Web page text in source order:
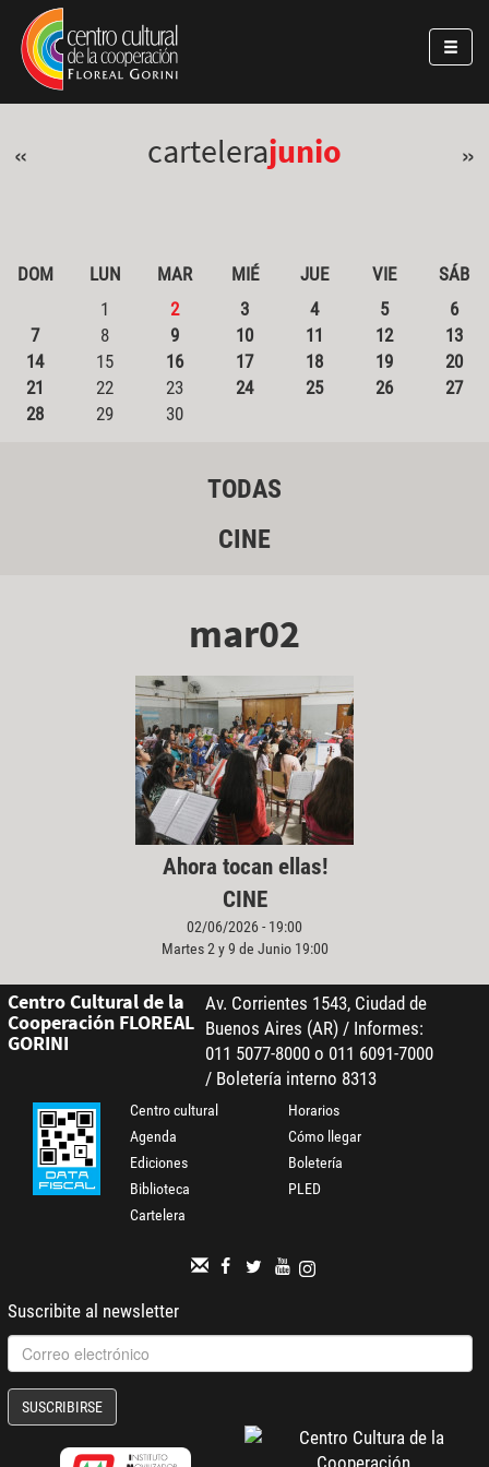
Pasar al contenido principal
Jump to main content
« cartelerajunio »
DOM LUN MAR MIÉ JUE VIE
SÁB
1
2 3 4 5
6
7
8 9 10 11 12
13
14
15 16 17 18 19
20
21
22 23 24 25 26
27
28
29 30
TODAS
CINE
mar02
Ahora tocan ellas!
CINE
02/06/2026 - 19:00
Martes 2 y 9 de Junio 19:00
Centro Cultural de la
Cooperación FLOREAL
GORINI
Av. Corrientes 1543, Ciudad de
Buenos Aires (AR) / Informes:
011 5077-8000 o 011 6091-7000
/ Boletería interno 8313
Centro cultural
Agenda
Ediciones
Biblioteca
Cartelera
Horarios
Cómo llegar
Boletería
PLED
Suscribite al newsletter
SUSCRIBIRSE